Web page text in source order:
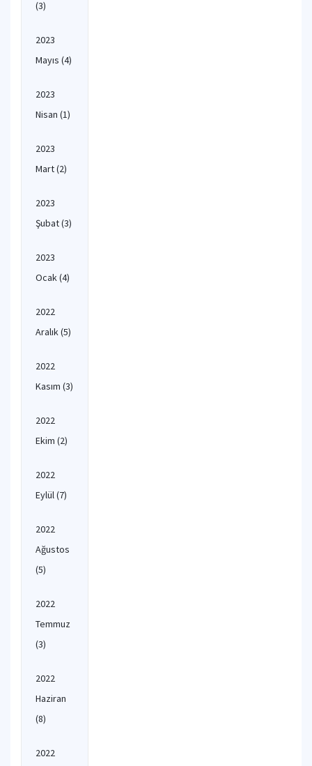
(3)
2023
Mayıs (4)
2023
Nisan (1)
2023
Mart(2)
2023
Şubat(3)
2023
Ocak(4)
2022
Aralık(5)
2022
Kasım (3)
2022
Ekim (2)
2022
Eylül(7)
2022
Ağustos
(5)
2022
Temmuz
(3)
2022
Haziran
(8)
2022